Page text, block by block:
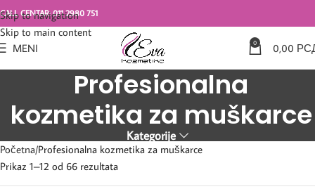
Skip to navigation
Skip to main content
CALL CENTAR: 011 2980 751
MENI 0 0,00
Profesionalna
kozmetika za muškarce
Kategorije
Početna Profesionalna kozmetika za muškarce
Prikaz 1–12 od 66 rezultata